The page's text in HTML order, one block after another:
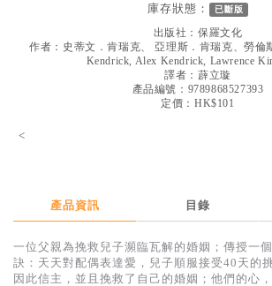
童書
暢銷榜
中文二手書
英文二手書
庫存狀態：
已斷版
出版社： 保羅文化
作者： 史蒂文．肯瑞克、 亞理斯．肯瑞克、勞倫
Kendrick, Alex Kendrick, Lawrence
譯者： 薜立璇
產品編號：9789868527393
定價：HK$101
<
產品資訊 目錄
一位父親為挽救兒子瀕臨瓦解的婚姻；傳授一
訣：天天對配偶表達愛，兒子順服接受40天的
因此信主，並且挽救了自己的婚姻；他們的心